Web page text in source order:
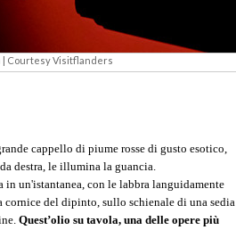
| Courtesy Visitflanders
cappello di piume rosse di gusto esotico,
destra, le illumina la guancia.
in un'istantanea, con le labbra languidamente
del dipinto, sullo schienale di una sedia
Quest’olio su tavola, una delle opere più